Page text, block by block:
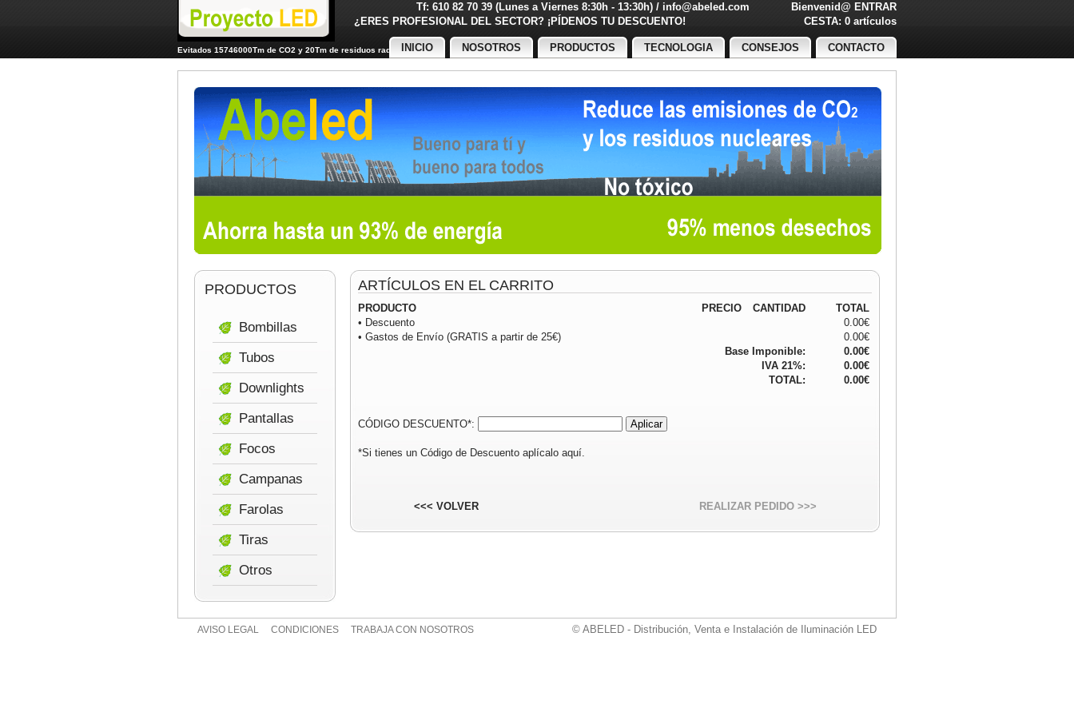
Tf: 610 82 70 39 (Lunes a Viernes 8:30h - 13:30h) / info@abeled.com Bienvenid@ ENTRAR
¿ERES PROFESIONAL DEL SECTOR? ¡PÍDENOS TU DESCUENTO!
CESTA: 0 artículos
Evitados 15746000Tm de CO2 y 20Tm de residuos radiactivos
INICIO NOSOTROS PRODUCTOS TECNOLOGIA CONSEJOS CONTACTO
ARTÍCULOS EN EL CARRITO
PRODUCTO PRECIO CANTIDAD
TOTAL
• Descuento
0.00€
• Gastos de Envío (GRATIS a partir de 25€)
0.00€
Base Imponible:
0.00€
IVA 21%:
0.00€
TOTAL:
0.00€
CÓDIGO DESCUENTO*:
*Si tienes un Código de Descuento aplícalo aquí.
<<< VOLVER REALIZAR PEDIDO >>>
PRODUCTOS
Bombillas
Tubos
Downlights
Pantallas
Focos
Campanas
Farolas
Tiras
Otros
AVISO LEGAL CONDICIONES TRABAJA CON NOSOTROS © ABELED - Distribución, Venta e Instalación de Iluminación LED